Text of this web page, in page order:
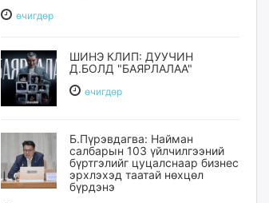
өчигдѳр
ШИНЭ КЛИП: ДУУЧИН
Д.БОЛД "БАЯРЛАЛАА"
өчигдѳр
Б.Пүрэвдагва: Найман
салбарын 103 үйлчилгээний
бүртгэлийг цуцалснаар бизнес
эрхлэхэд таатай нөхцөл
бүрдэнэ